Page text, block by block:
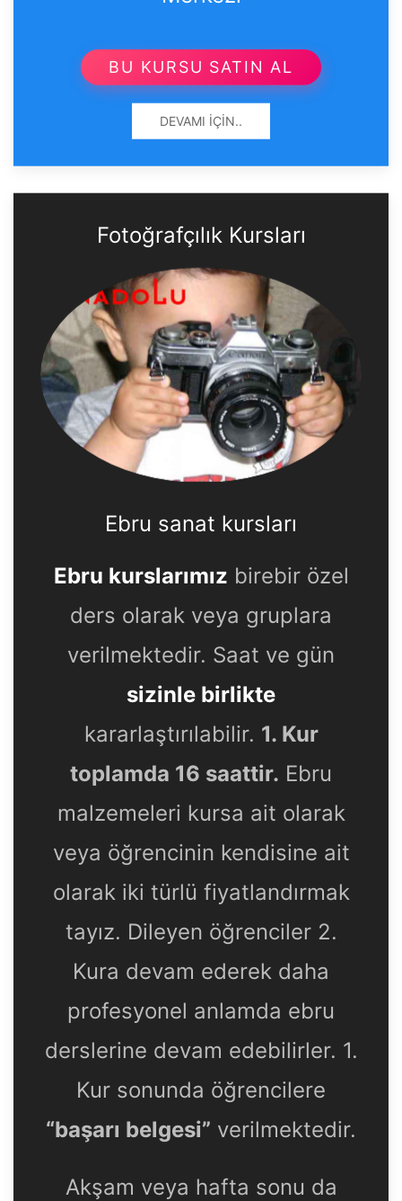
BU KURSU SATIN AL
DEVAMI İÇIN..
Fotoğrafçılık Kursları
Ebru sanat kursları
Ebru kurslarımız birebir özel
ders olarak veya gruplara
verilmektedir. Saat ve gün
sizinle birlikte
kararlaştırılabilir. 1. Kur
toplamda 16 saattir. Ebru
malzemeleri kursa ait olarak
veya öğrencinin kendisine ait
olarak iki türlü fiyatlandırmak
tayız. Dileyen öğrenciler 2.
Kura devam ederek daha
profesyonel anlamda ebru
derslerine devam edebilirler. 1.
Kur sonunda öğrencilere
“başarı belgesi” verilmektedir.
Akşam veya hafta sonu da